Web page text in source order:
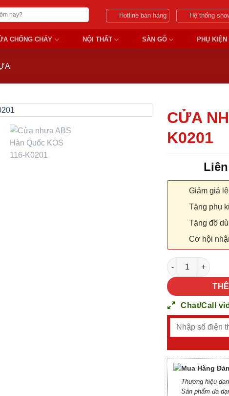
Hotline bán hàng Hệ thống
CHỐNG CHÁY NỘI THẤT SÀN GỖ PHỤ
CỬA
K0201
Giảm giá
Tặng phụ
Tặng đồ
Cơ hội
CỬA NHỰA ABS
Chat/Call
Thương hiệu
Sản phẩm đa